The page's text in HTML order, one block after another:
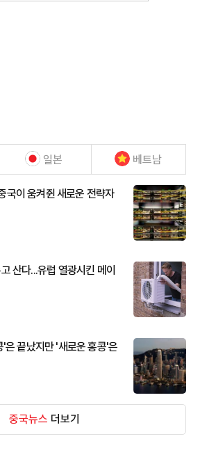
일본 베트남
국이 움켜쥔 새로운 전략자
산다...유럽 열광시킨 메이
은 끝났지만 '새로운 홍콩'은
중국뉴스 더보기